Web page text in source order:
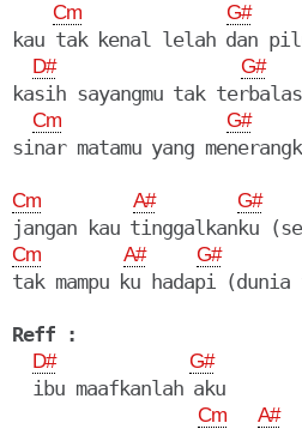
Cm G#
kau tak kenal lelah dan
D# G#
kasih sayangmu tak
Cm G#
sinar matamu yang
Cm A# G#
Cm A# G#
tak mampu ku hadapi (dunia
Reff :
D# G#
  ibu maafkanlah aku
Cm A#